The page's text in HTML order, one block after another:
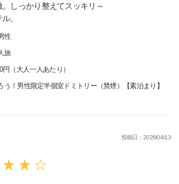
しっかり整えてスッキリ～
。
性
旅
円（大人一人あたり）
う！男性限定半個室ドミトリー（禁煙）【素泊まり】
投稿日：2026/04/13